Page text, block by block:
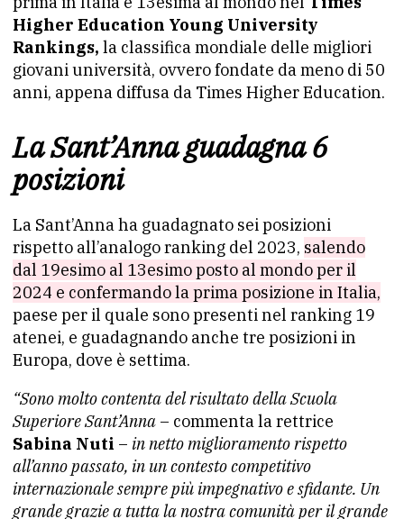
Higher Education Young University
Rankings, la classifica mondiale delle migliori
giovani università, ovvero fondate da meno di 50
anni, appena diffusa da Times Higher Education.
La Sant’Anna guadagna 6
posizioni
La Sant’Anna ha guadagnato sei posizioni
rispetto all’analogo ranking del 2023, salendo
dal 19esimo al 13esimo posto al mondo per il
2024 e confermando la prima posizione in Italia,
paese per il quale sono presenti nel ranking 19
atenei, e guadagnando anche tre posizioni in
Europa, dove è settima.
“Sono molto contenta del risultato della Scuola
Superiore Sant’Anna – commenta la rettrice
Sabina Nuti – in netto miglioramento rispetto
all’anno passato, in un contesto competitivo
internazionale sempre più impegnativo e sfidante. Un
grande grazie a tutta la nostra comunità per il grande